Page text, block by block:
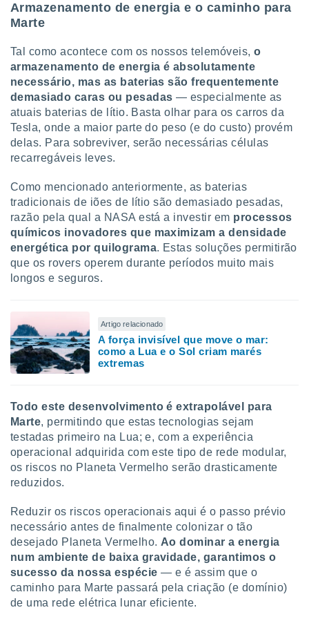
Armazenamento de energia e o caminho para
Marte
Tal como acontece com os nossos telemóveis,o
armazenamento de energia é absolutamente
necessário, mas as baterias são frequentemente
demasiado caras ou pesadas — especialmente as
atuais baterias de lítio. Basta olhar para os carros da
Tesla, onde a maior parte do peso (e do custo) provém
delas. Para sobreviver, serão necessárias células
recarregáveis leves.
Como mencionado anteriormente, as baterias
tradicionais de iões de lítio são demasiado pesadas,
razão pela qual a NASA está a investir em processos
químicos inovadores que maximizam a densidade
energética por quilograma. Estas soluções permitirão
que os rovers operem durante períodos muito mais
longos e seguros.
Artigo relacionado
A força invisível que move o mar:
como a Lua e o Sol criam marés
extremas
Todo este desenvolvimento é extrapolável para
Marte, permitindo que estas tecnologias sejam
testadas primeiro na Lua; e, com a experiência
operacional adquirida com este tipo de rede modular,
os riscos no Planeta Vermelho serão drasticamente
reduzidos.
Reduzir os riscos operacionais aqui é o passo prévio
necessário antes de finalmente colonizar o tão
desejado Planeta Vermelho. Ao dominar a energia
num ambiente de baixa gravidade, garantimos o
sucesso da nossa espécie — e é assim que o
caminho para Marte passará pela criação (e domínio)
de uma rede elétrica lunar eficiente.